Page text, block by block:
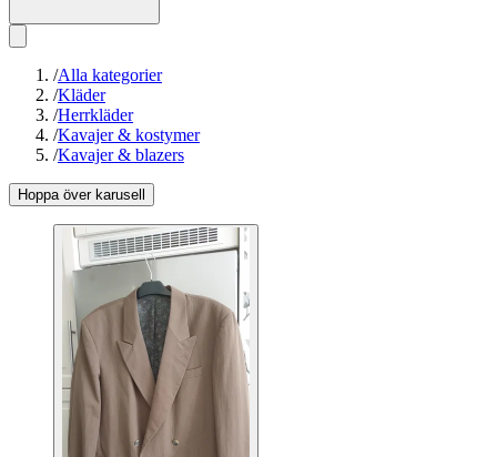
/Alla kategorier
/Kläder
/Herrkläder
/Kavajer & kostymer
/Kavajer & blazers
Hoppa över karusell